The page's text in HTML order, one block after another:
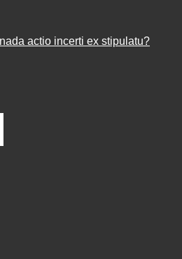
actio incerti ex stipulatu?